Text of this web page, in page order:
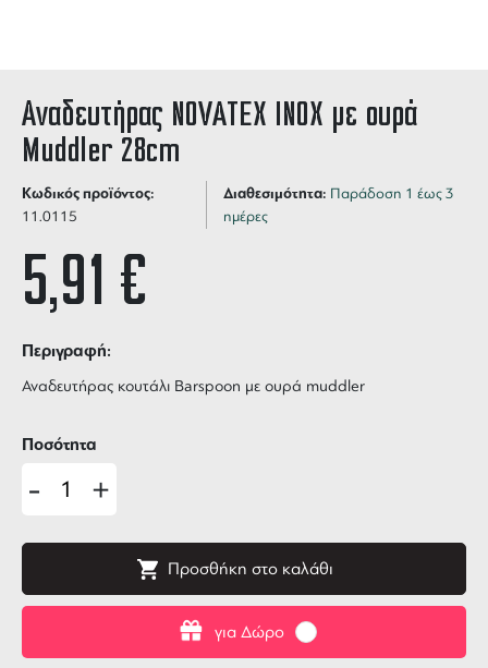
Αναδευτήρας NOVATEX INOX με ουρά
Muddler 28cm
Κωδικός προϊόντος:
11.0115
Διαθεσιμότητα: Παράδοση 1 έως 3
ημέρες
5,91 €
Περιγραφή:
Αναδευτήρας κουτάλι Barspoon με ουρά muddler
για Δώρο
Ποσότητα
- +
Προσθήκη στο καλάθι